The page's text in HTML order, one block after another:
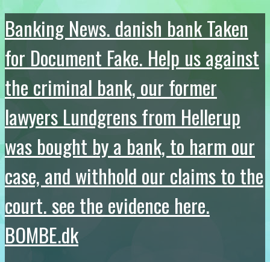
Banking News. danish bank Taken
for Document Fake. Help us against
the criminal bank, our former
lawyers Lundgrens from Hellerup
was bought by a bank, to harm our
case, and withhold our claims to the
court. see the evidence here.
BOMBE.dk